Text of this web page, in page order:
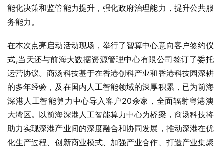
能化决策和监管能力提升，强化政府治理能力，提升公共服
务能力。
在本次点亮启动活动现场，举行了智算中心意向客户签约仪
式,当天还与前海大数据资源管理中心有限公司签订了委托
运营协议。商汤科技基于在香港创科产业和香港科技园深耕
的多年经验，及在国内人工智能领域的深厚积累，已为前海
深港人工智能算力中心导入客户20余家，全面辐射粤港澳
大湾区。以前海深港人工智能算力中心为桥梁，商汤科技将
助力实现深港产业间的深度融合和协同发展，推动深港在优
化生产过程、创新商业模式、加强产业合作、打造产业集聚